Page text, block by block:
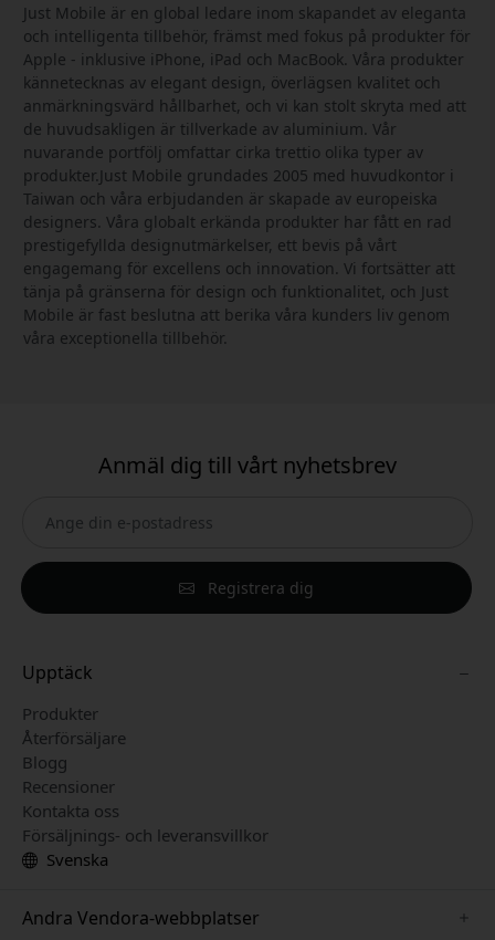
Just Mobile är en global ledare inom skapandet av eleganta
och intelligenta tillbehör, främst med fokus på produkter för
Apple - inklusive iPhone, iPad och MacBook. Våra produkter
kännetecknas av elegant design, överlägsen kvalitet och
anmärkningsvärd hållbarhet, och vi kan stolt skryta med att
de huvudsakligen är tillverkade av aluminium. Vår
nuvarande portfölj omfattar cirka trettio olika typer av
produkter.Just Mobile grundades 2005 med huvudkontor i
Taiwan och våra erbjudanden är skapade av europeiska
designers. Våra globalt erkända produkter har fått en rad
prestigefyllda designutmärkelser, ett bevis på vårt
engagemang för excellens och innovation. Vi fortsätter att
tänja på gränserna för design och funktionalitet, och Just
Mobile är fast beslutna att berika våra kunders liv genom
våra exceptionella tillbehör.
Anmäl dig till vårt nyhetsbrev
Registrera dig
Upptäck
Produkter
Återförsäljare
Blogg
Recensioner
Kontakta oss
Försäljnings- och leveransvillkor
Svenska
Andra Vendora-webbplatser